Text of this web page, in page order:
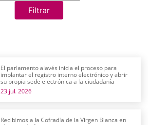
Filtrar
El parlamento alavés inicia el proceso para
implantar el registro interno electrónico y abrir
su propia sede electrónica a la ciudadanía
23 jul. 2026
Recibimos a la Cofradía de la Virgen Blanca en